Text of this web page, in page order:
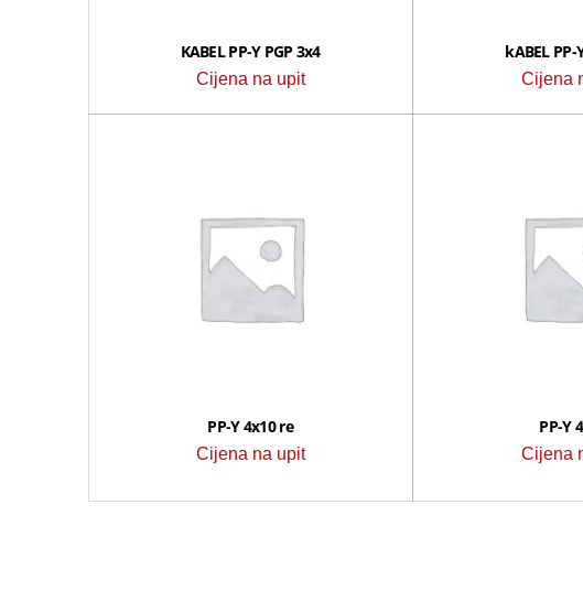
KABEL PP-Y PGP 3x4
Cijena na upit
kABEL PP-
Cijena
PP-Y 4x10 re
Cijena na upit
PP-Y
Cijena